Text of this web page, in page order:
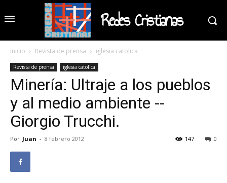
Redes Cristianas
Inicio Revista de prensa iglesia catolica
Revista de prensa iglesia catolica
Minería: Ultraje a los pueblos
y al medio ambiente --
Giorgio Trucchi.
Por Juan - 8 febrero 2012 0
147